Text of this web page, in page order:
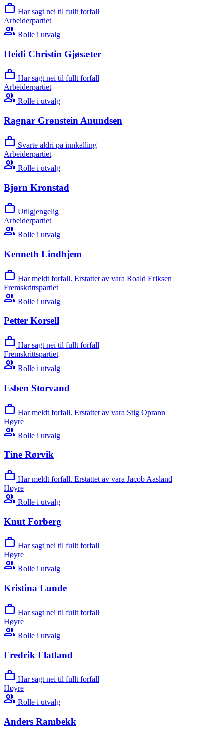
work Har sagt nei til fullt forfall
Arbeiderpartiet
group Rolle i utvalg
Heidi Christin Gjøsæter
work Har sagt nei til fullt forfall
Arbeiderpartiet
group Rolle i utvalg
Ragnar Grønstein Anundsen
work Svarte aldri på innkalling
Arbeiderpartiet
group Rolle i utvalg
Bjørn Kronstad
work Utilgjengelig
Arbeiderpartiet
group Rolle i utvalg
Kenneth Lindhjem
work Har meldt forfall. Erstattet av vara Roald Eriksen
Fremskrittspartiet
group Rolle i utvalg
Petter Korsell
work Har sagt nei til fullt forfall
Fremskrittspartiet
group Rolle i utvalg
Esben Storvand
work Har meldt forfall. Erstattet av vara Stig Oprann
Høyre
group Rolle i utvalg
Tine Rørvik
work Har meldt forfall. Erstattet av vara Jacob Aasland
Høyre
group Rolle i utvalg
Knut Forberg
work Har sagt nei til fullt forfall
Høyre
group Rolle i utvalg
Kristina Lunde
work Har sagt nei til fullt forfall
Høyre
group Rolle i utvalg
Fredrik Flatland
work Har sagt nei til fullt forfall
Høyre
group Rolle i utvalg
Anders Rambekk